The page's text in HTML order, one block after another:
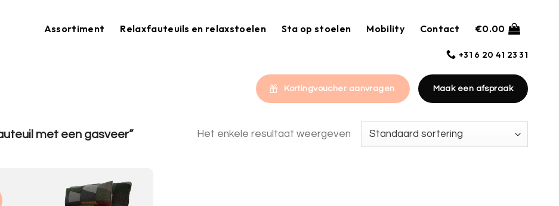
Assortiment Relaxfauteuils en relaxstoelen Sta op stoelen Mobility Contact €0.00
+31 6 20 41 23 31
Kortingvoucher aanvragen Maak een afspraak
met een gasveer” Het enkele resultaat weergeven